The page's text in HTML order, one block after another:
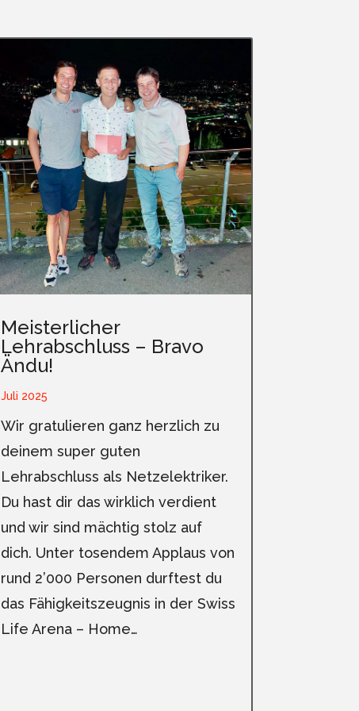
Meisterlicher
Lehrabschluss – Bravo
Ändu!
Juli 2025
Wir gratulieren ganz herzlich zu
deinem super guten
Lehrabschluss als Netzelektriker.
Du hast dir das wirklich verdient
und wir sind mächtig stolz auf
dich. Unter tosendem Applaus von
rund 2’000 Personen durftest du
das Fähigkeitszeugnis in der Swiss
Life Arena – Home…